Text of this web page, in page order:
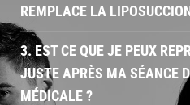
REMPLACE LA
3. EST CE QUE JE PEUX
JUSTE APRÈS MA SÉANCE
MÉDICALE ?